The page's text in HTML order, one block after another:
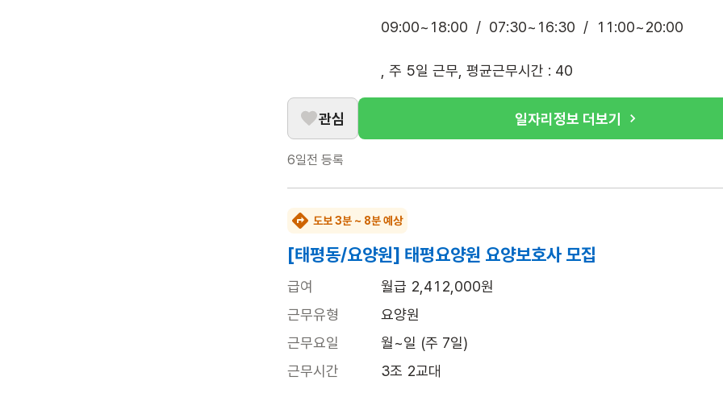
09:00~18:00  /  07:30~16:30  /  11:00~20:00
, 주 5일 근무, 평균근무시간 : 40
관심 일자리정보 더보기
6일전 등록
도보 3분 ~ 8분 예상
[태평동/요양원] 태평요양원 요양보호사 모집
급여
월급 2,412,000원
근무유형
요양원
근무요일
월~일 (주 7일)
근무시간
3조 2교대